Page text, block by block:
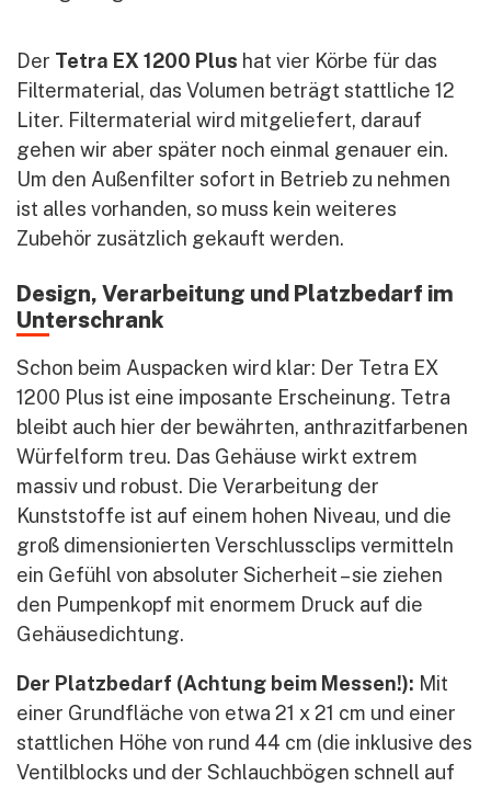
Der Tetra EX 1200 Plus hat vier Körbe für das
Filtermaterial, das Volumen beträgt stattliche 12
Liter. Filtermaterial wird mitgeliefert, darauf
gehen wir aber später noch einmal genauer ein.
Um den Außenfilter sofort in Betrieb zu nehmen
ist alles vorhanden, so muss kein weiteres
Zubehör zusätzlich gekauft werden.
Design, Verarbeitung und Platzbedarf im
Unterschrank
Schon beim Auspacken wird klar: Der Tetra EX
1200 Plus ist eine imposante Erscheinung. Tetra
bleibt auch hier der bewährten, anthrazitfarbenen
Würfelform treu. Das Gehäuse wirkt extrem
massiv und robust. Die Verarbeitung der
Kunststoffe ist auf einem hohen Niveau, und die
groß dimensionierten Verschlussclips vermitteln
ein Gefühl von absoluter Sicherheit – sie ziehen
den Pumpenkopf mit enormem Druck auf die
Gehäusedichtung.
Der Platzbedarf (Achtung beim Messen!): Mit
einer Grundfläche von etwa 21 x 21 cm und einer
stattlichen Höhe von rund 44 cm (die inklusive des
Ventilblocks und der Schlauchbögen schnell auf